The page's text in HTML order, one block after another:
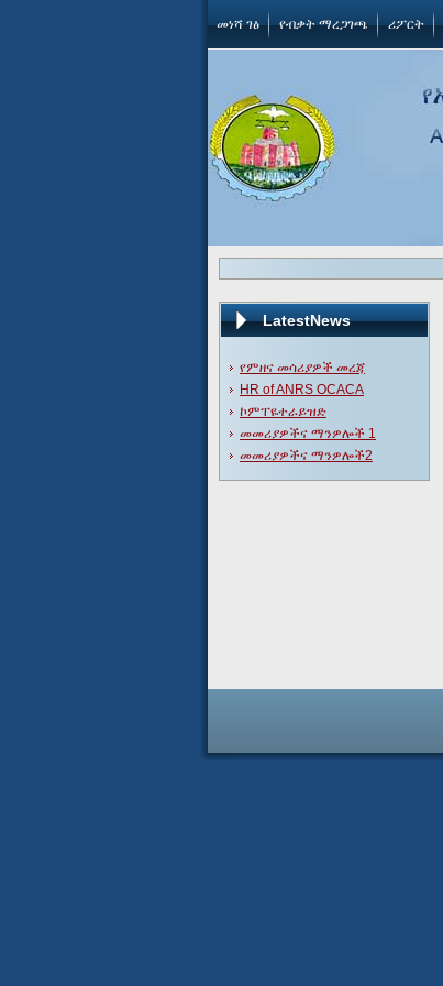
መነሻ ገፅ የብቃት ማረጋገጫ ሪፖርት
LatestNews
የምዘና መሳሪያዎች መረጃ
HR of ANRS OCACA
ኮምፐዬተራይዝድ
መመሪያዎችና ማንዎሎች 1
መመሪያዎችና ማንዎሎች2